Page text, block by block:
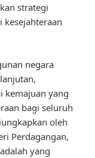
strategi
kesejahteraan
negara
kemajuan yang
bagi seluruh
oleh
Perdagangan,
yang